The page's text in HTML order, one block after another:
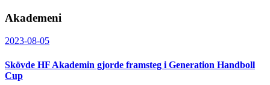
Akademeni
2023-08-05
Skövde HF Akademin gjorde framsteg i Generation Handboll
Cup